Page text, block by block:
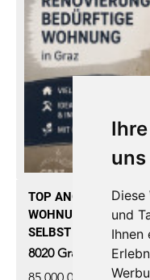
und
Ihnen
TOP ANGEBOT FÜR
WOHNUNG MIT
SELBST
8020Graz Wohnung